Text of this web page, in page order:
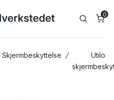
Search
0
Skjermbeskyttelse /
Utilo